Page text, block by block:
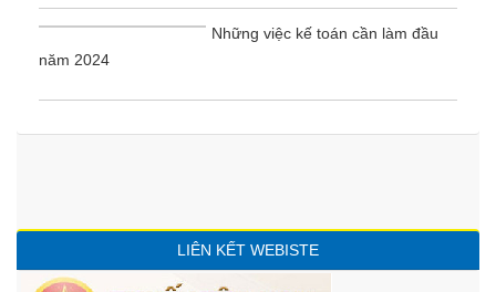
Những việc kế toán cần làm đầu
năm 2024
LIÊN KẾT WEBISTE